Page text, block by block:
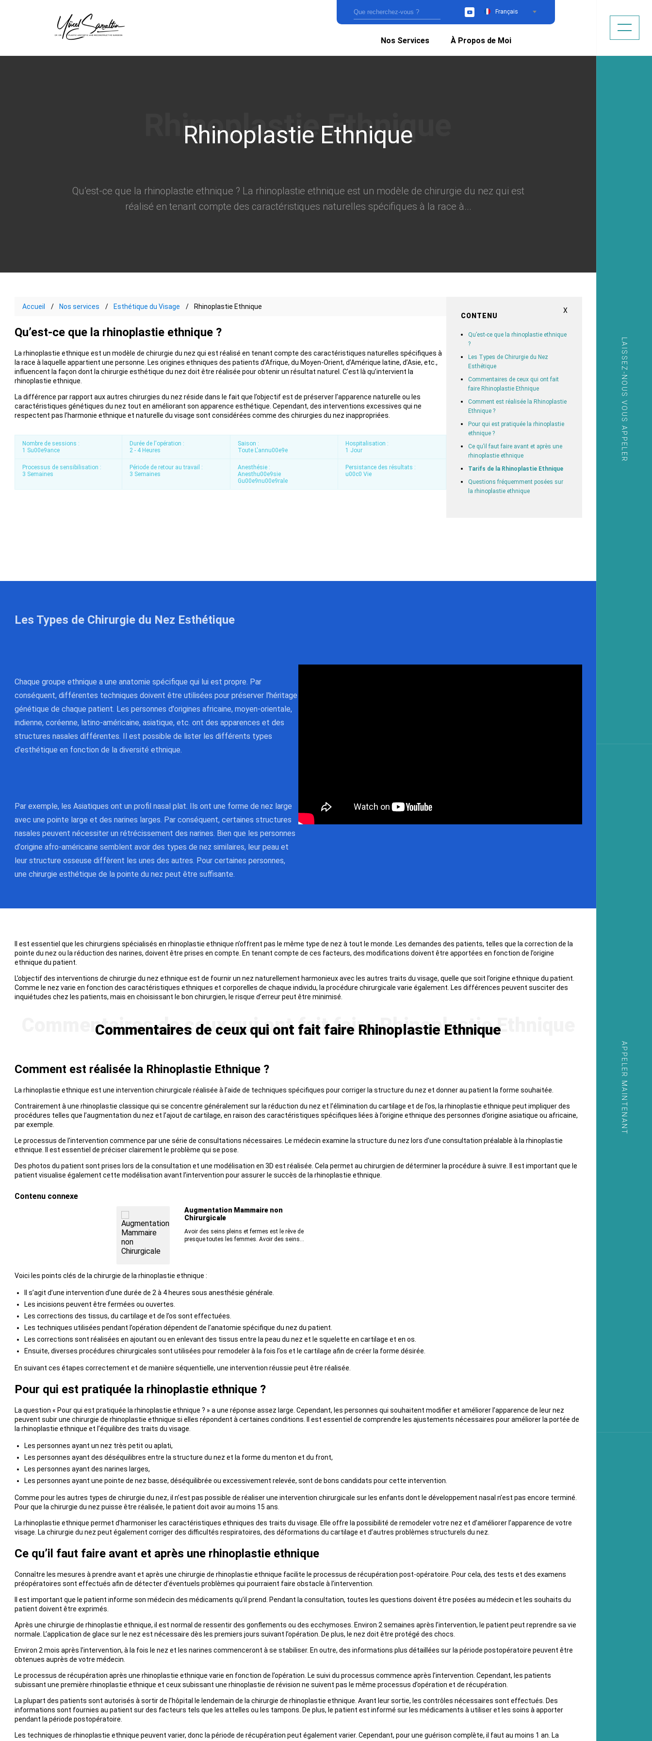
YouTubeFrançais
Nos Services À Propos de Moi
LAISSEZ-NOUS VOUS APPELER
APPELER MAINTENANT
Rhinoplastie Ethnique
Qu’est-ce que la rhinoplastie ethnique ? La rhinoplastie ethnique est un modèle de chirurgie du nez qui est
réalisé en tenant compte des caractéristiques naturelles spécifiques à la race à...
Accueil Nos services Esthétique du Visage Rhinoplastie Ethnique
Qu’est-ce que la rhinoplastie ethnique ?
La rhinoplastie ethnique est un modèle de chirurgie du nez qui est réalisé en tenant compte des caractéristiques naturelles spécifiques à
la race à laquelle appartient une personne. Les origines ethniques des patients d’Afrique, du Moyen-Orient, d’Amérique latine, d’Asie, etc.,
influencent la façon dont la chirurgie esthétique du nez doit être réalisée pour obtenir un résultat naturel. C’est là qu’intervient la
rhinoplastie ethnique.
La différence par rapport aux autres chirurgies du nez réside dans le fait que l’objectif est de préserver l’apparence naturelle ou les
caractéristiques génétiques du nez tout en améliorant son apparence esthétique. Cependant, des interventions excessives qui ne
respectent pas l’harmonie ethnique et naturelle du visage sont considérées comme des chirurgies du nez inappropriées.
Nombre de sessions :
1 Su00e9ance
Durée de l'opération :
2 - 4 Heures
Saison :
Toute L'annu00e9e
Hospitalisation :
1 Jour
Processus de sensibilisation :
3 Semaines
Période de retour au travail :
3 Semaines
Anesthésie :
Anesthu00e9sie
Gu00e9nu00e9rale
Persistance des résultats :
u00c0 Vie
X
CONTENU
Qu’est-ce que la rhinoplastie ethnique
?
Les Types de Chirurgie du Nez
Esthétique
Commentaires de ceux qui ont fait
faire Rhinoplastie Ethnique
Comment est réalisée la Rhinoplastie
Ethnique ?
Pour qui est pratiquée la rhinoplastie
ethnique ?
Ce qu’il faut faire avant et après une
rhinoplastie ethnique
Tarifs de la Rhinoplastie Ethnique
Questions fréquemment posées sur
la rhinoplastie ethnique
Les Types de Chirurgie du Nez Esthétique
Chaque groupe ethnique a une anatomie spécifique qui lui est propre. Par
conséquent, différentes techniques doivent être utilisées pour préserver l'héritage
génétique de chaque patient. Les personnes d'origines africaine, moyen-orientale,
indienne, coréenne, latino-américaine, asiatique, etc. ont des apparences et des
structures nasales différentes. Il est possible de lister les différents types
d'esthétique en fonction de la diversité ethnique.
Par exemple, les Asiatiques ont un profil nasal plat. Ils ont une forme de nez large
avec une pointe large et des narines larges. Par conséquent, certaines structures
nasales peuvent nécessiter un rétrécissement des narines. Bien que les personnes
d'origine afro-américaine semblent avoir des types de nez similaires, leur peau et
leur structure osseuse diffèrent les unes des autres. Pour certaines personnes,
une chirurgie esthétique de la pointe du nez peut être suffisante.
Il est essentiel que les chirurgiens spécialisés en rhinoplastie ethnique n’offrent pas le même type de nez à tout le monde. Les demandes des patients, telles que la correction de la
pointe du nez ou la réduction des narines, doivent être prises en compte. En tenant compte de ces facteurs, des modifications doivent être apportées en fonction de l’origine
ethnique du patient.
L’objectif des interventions de chirurgie du nez ethnique est de fournir un nez naturellement harmonieux avec les autres traits du visage, quelle que soit l’origine ethnique du patient.
Comme le nez varie en fonction des caractéristiques ethniques et corporelles de chaque individu, la procédure chirurgicale varie également. Les différences peuvent susciter des
inquiétudes chez les patients, mais en choisissant le bon chirurgien, le risque d’erreur peut être minimisé.
Commentaires de ceux qui ont fait faire Rhinoplastie Ethnique
Comment est réalisée la Rhinoplastie Ethnique ?
La rhinoplastie ethnique est une intervention chirurgicale réalisée à l’aide de techniques spécifiques pour corriger la structure du nez et donner au patient la forme souhaitée.
Contrairement à une rhinoplastie classique qui se concentre généralement sur la réduction du nez et l’élimination du cartilage et de l’os, la rhinoplastie ethnique peut impliquer des
procédures telles que l’augmentation du nez et l’ajout de cartilage, en raison des caractéristiques spécifiques liées à l’origine ethnique des personnes d’origine asiatique ou africaine,
par exemple.
Le processus de l’intervention commence par une série de consultations nécessaires. Le médecin examine la structure du nez lors d’une consultation préalable à la rhinoplastie
ethnique. Il est essentiel de préciser clairement le problème qui se pose.
Des photos du patient sont prises lors de la consultation et une modélisation en 3D est réalisée. Cela permet au chirurgien de déterminer la procédure à suivre. Il est important que le
patient visualise également cette modélisation avant l’intervention pour assurer le succès de la rhinoplastie ethnique.
Contenu connexe
Augmentation Mammaire non
Chirurgicale
Avoir des seins pleins et fermes est le rêve de
presque toutes les femmes. Avoir des seins...
Voici les points clés de la chirurgie de la rhinoplastie ethnique :
Il s’agit d’une intervention d’une durée de 2 à 4 heures sous anesthésie générale.
Les incisions peuvent être fermées ou ouvertes.
Les corrections des tissus, du cartilage et de l’os sont effectuées.
Les techniques utilisées pendant l’opération dépendent de l’anatomie spécifique du nez du patient.
Les corrections sont réalisées en ajoutant ou en enlevant des tissus entre la peau du nez et le squelette en cartilage et en os.
Ensuite, diverses procédures chirurgicales sont utilisées pour remodeler à la fois l’os et le cartilage afin de créer la forme désirée.
En suivant ces étapes correctement et de manière séquentielle, une intervention réussie peut être réalisée.
Pour qui est pratiquée la rhinoplastie ethnique ?
La question « Pour qui est pratiquée la rhinoplastie ethnique ? » a une réponse assez large. Cependant, les personnes qui souhaitent modifier et améliorer l’apparence de leur nez
peuvent subir une chirurgie de rhinoplastie ethnique si elles répondent à certaines conditions. Il est essentiel de comprendre les ajustements nécessaires pour améliorer la portée de
la rhinoplastie ethnique et l’équilibre des traits du visage.
Les personnes ayant un nez très petit ou aplati,
Les personnes ayant des déséquilibres entre la structure du nez et la forme du menton et du front,
Les personnes ayant des narines larges,
Les personnes ayant une pointe de nez basse, déséquilibrée ou excessivement relevée, sont de bons candidats pour cette intervention.
Comme pour les autres types de chirurgie du nez, il n’est pas possible de réaliser une intervention chirurgicale sur les enfants dont le développement nasal n’est pas encore terminé.
Pour que la chirurgie du nez puisse être réalisée, le patient doit avoir au moins 15 ans.
La rhinoplastie ethnique permet d’harmoniser les caractéristiques ethniques des traits du visage. Elle offre la possibilité de remodeler votre nez et d’améliorer l’apparence de votre
visage. La chirurgie du nez peut également corriger des difficultés respiratoires, des déformations du cartilage et d’autres problèmes structurels du nez.
Ce qu’il faut faire avant et après une rhinoplastie ethnique
Connaître les mesures à prendre avant et après une chirurgie de rhinoplastie ethnique facilite le processus de récupération post-opératoire. Pour cela, des tests et des examens
préopératoires sont effectués afin de détecter d’éventuels problèmes qui pourraient faire obstacle à l’intervention.
Il est important que le patient informe son médecin des médicaments qu’il prend. Pendant la consultation, toutes les questions doivent être posées au médecin et les souhaits du
patient doivent être exprimés.
Après une chirurgie de rhinoplastie ethnique, il est normal de ressentir des gonflements ou des ecchymoses. Environ 2 semaines après l’intervention, le patient peut reprendre sa vie
normale. L’application de glace sur le nez est nécessaire dès les premiers jours suivant l’opération. De plus, le nez doit être protégé des chocs.
Environ 2 mois après l’intervention, à la fois le nez et les narines commenceront à se stabiliser. En outre, des informations plus détaillées sur la période postopératoire peuvent être
obtenues auprès de votre médecin.
Le processus de récupération après une rhinoplastie ethnique varie en fonction de l’opération. Le suivi du processus commence après l’intervention. Cependant, les patients
subissant une première rhinoplastie ethnique et ceux subissant une rhinoplastie de révision ne suivent pas le même processus d’opération et de récupération.
La plupart des patients sont autorisés à sortir de l’hôpital le lendemain de la chirurgie de rhinoplastie ethnique. Avant leur sortie, les contrôles nécessaires sont effectués. Des
informations sont fournies au patient sur des facteurs tels que les attelles ou les tampons. De plus, le patient est informé sur les médicaments à utiliser et les soins à apporter
pendant la période postopératoire.
Les techniques de rhinoplastie ethnique peuvent varier, donc la période de récupération peut également varier. Cependant, pour une guérison complète, il faut au moins 1 an. La